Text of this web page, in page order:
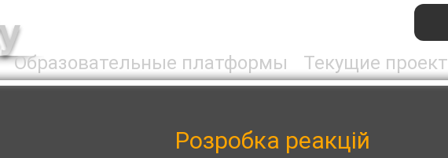
Образовательные платформы Текущие
Розробка реакцій